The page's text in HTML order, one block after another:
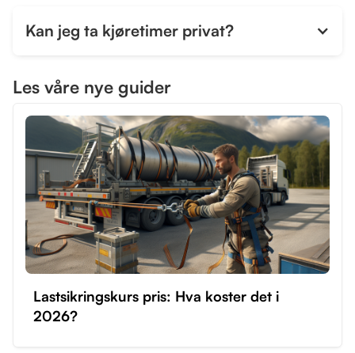
Kan jeg ta kjøretimer privat?
Les våre nye guider
Lastsikringskurs pris: Hva koster det i
2026?